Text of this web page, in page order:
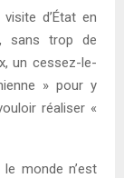
d’État en
sans trop de
un cessez-le-
» pour y
réaliser «
monde n’est